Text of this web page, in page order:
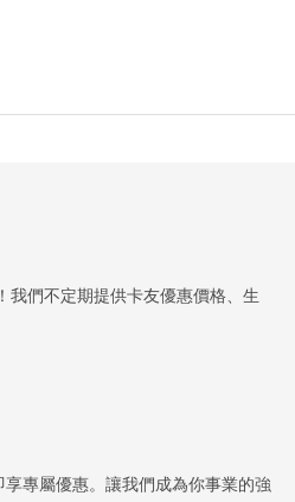
我們不定期提供卡友優惠價格、生
專屬優惠。讓我們成為你事業的強